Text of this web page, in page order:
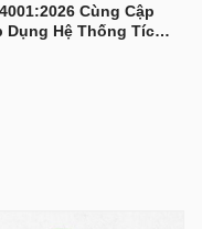
Cùng Cập
Dụng Hệ Thống Tích